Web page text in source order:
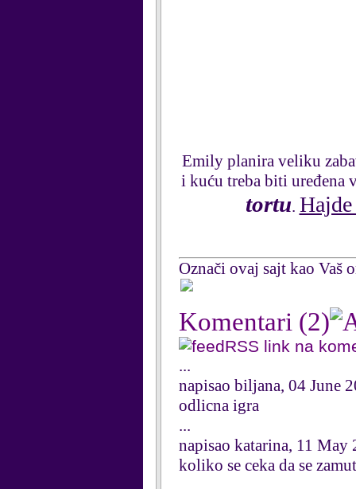
Emily planira veliku
i kuću treba biti uređena
tortu.
Označi ovaj sajt kao Vaš
Komentari (2)
RSS link na
...
napisao biljana, 04 June
odlicna igra
...
napisao katarina, 11 May
koliko se ceka da se